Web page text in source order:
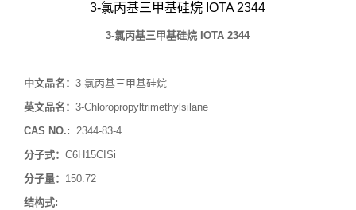
3-氯丙基三甲基硅烷 IOTA 2344
3-氯丙基三甲基硅烷 IOTA 2344
中文品名： 3-氯丙基三甲基硅烷
英文品名： 3-Chloropropyltrimethylsilane
CAS NO.: 2344-83-4
分子式： C6H15CISi
分子量： 150.72
结构式: